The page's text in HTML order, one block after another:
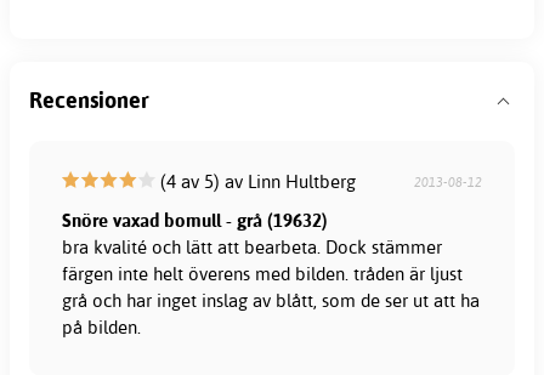
Recensioner
(4 av 5) av Linn Hultberg 2013-08-12
Snöre vaxad bomull - grå (19632)
bra kvalité och lätt att bearbeta. Dock stämmer
färgen inte helt överens med bilden. tråden är ljust
grå och har inget inslag av blått, som de ser ut att ha
på bilden.